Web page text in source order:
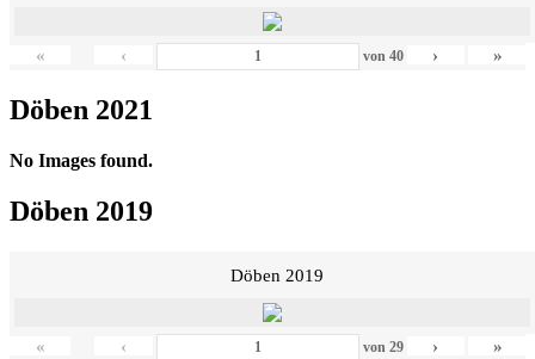
« ‹ von 40 › »
Döben 2021
No Images found.
Döben 2019
Döben 2019
« ‹ von 29 › »